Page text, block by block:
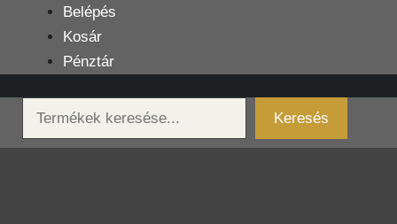
tartalomba
Belépés
Kosár
Pénztár
Keresés
Keresés